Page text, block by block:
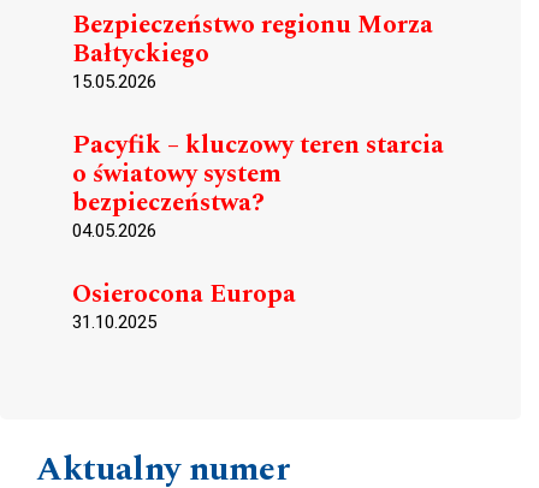
Bezpieczeństwo regionu Morza
Bałtyckiego
15.05.2026
Pacyfik – kluczowy teren starcia
o światowy system
bezpieczeństwa?
04.05.2026
Osierocona Europa
31.10.2025
Aktualny numer